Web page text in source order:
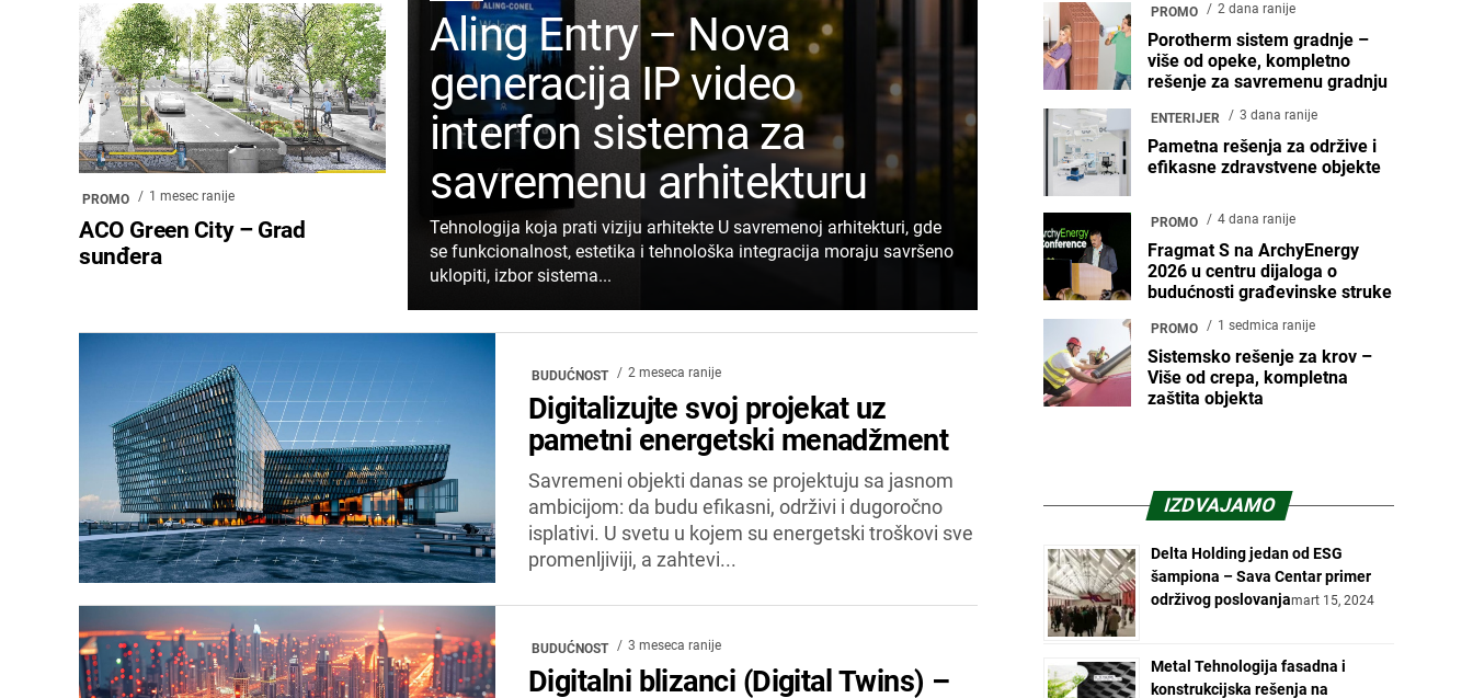
Aling Entry – Nova
generacija IP video
interfon sistema za
savremenu arhitekturu
Tehnologija koja prati viziju arhitekte U savremenoj arhitekturi, gde
se funkcionalnost, estetika i tehnološka integracija moraju savršeno
uklopiti, izbor sistema...
PROMO 1 mesec ranije
ACO Green City – Grad
sunđera
BUDUĆNOST 2 meseca ranije
Digitalizujte svoj projekat uz
pametni energetski menadžment
Savremeni objekti danas se projektuju sa jasnom
ambicijom: da budu efikasni, održivi i dugoročno
isplativi. U svetu u kojem su energetski troškovi sve
promenljiviji, a zahtevi...
BUDUĆNOST 3 meseca ranije
Digitalni blizanci (Digital Twins) –
PROMO 2 dana ranije
Porotherm sistem gradnje –
više od opeke, kompletno
rešenje za savremenu gradnju
ENTERIJER 3 dana ranije
Pametna rešenja za održive i
efikasne zdravstvene objekte
PROMO 4 dana ranije
Fragmat S na ArchyEnergy
2026 u centru dijaloga o
budućnosti građevinske struke
PROMO 1 sedmica ranije
Sistemsko rešenje za krov –
Više od crepa, kompletna
zaštita objekta
IZDVAJAMO
Delta Holding jedan od ESG
šampiona – Sava Centar primer
održivog poslovanjamart 15, 2024
Metal Tehnologija fasadna i
konstrukcijska rešenja na